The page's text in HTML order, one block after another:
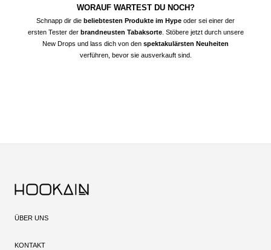
WORAUF WARTEST DU NOCH?
Schnapp dir die beliebtesten Produkte im Hype oder sei einer der
ersten Tester der brandneusten Tabaksorte. Stöbere jetzt durch unsere
New Drops und lass dich von den spektakulärsten Neuheiten
verführen, bevor sie ausverkauft sind.
ÜBER UNS
KONTAKT